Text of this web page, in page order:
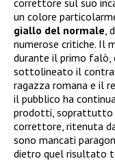
correttore sul suo
un colore
giallo del normale,
numerose critiche. Il
durante il primo falò,
sottolineato il
ragazza romana e il
il pubblico ha
prodotti, soprattutto
correttore, ritenuta
sono mancati
dietro quel risultato